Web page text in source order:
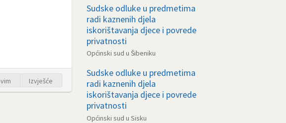
Izvješće
Sudske odluke u predmetima
radi kaznenih djela
iskorištavanja djece i povrede
privatnosti
Općinski sud u Šibeniku
Sudske odluke u predmetima
radi kaznenih djela
iskorištavanja djece i povrede
privatnosti
Općinski sud u Sisku